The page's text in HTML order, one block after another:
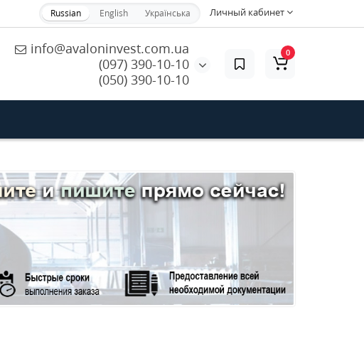
Личный кабинет
Russian English Українська
info@avaloninvest.com.ua
(097) 390-10-10
(050) 390-10-10
0